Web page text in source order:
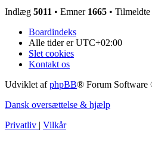
Indlæg 5011 • Emner 1665 •
Boardindeks
Alle tider erUTC+02:00
Slet cookies
Kontakt os
Udviklet afphpBB® Forum
Dansk oversættelse & hjælp
Privatliv | Vilkår